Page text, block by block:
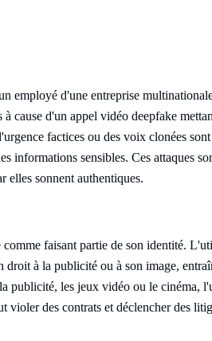
employé d'une entreprise
cause d'un appel vidéo deepfake
factices ou des voix clonées
informations sensibles. Ces attaques
elles sonnent authentiques.
faisant partie de son identité.
droit à la publicité ou à son image,
publicité, les jeux vidéo ou le cinéma,
violer des contrats et déclencher des